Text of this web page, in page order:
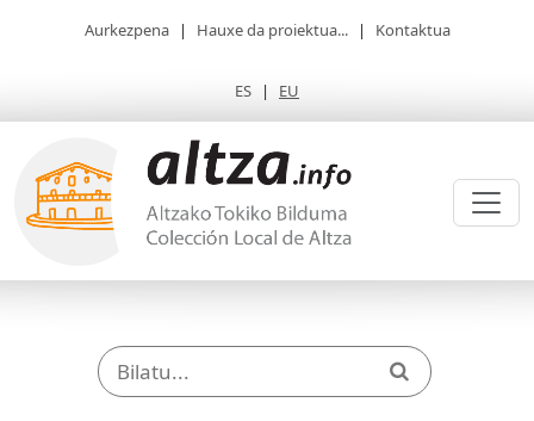
Aurkezpena | Hauxe da proiektua... | Kontaktua
ES | EU